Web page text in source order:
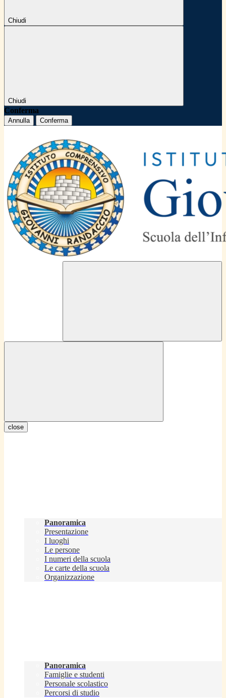
Chiudi
Chiudi
Conferma
Annulla Conferma
close
Panoramica
Presentazione
I luoghi
Le persone
I numeri della scuola
Le carte della scuola
Organizzazione
Panoramica
Famiglie e studenti
Personale scolastico
Percorsi di studio